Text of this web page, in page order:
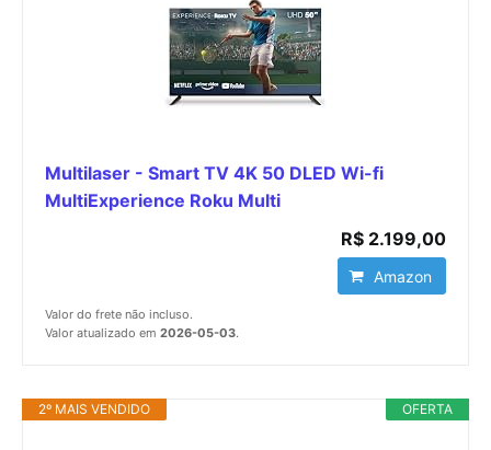
Multilaser - Smart TV 4K 50 DLED Wi-fi
MultiExperience Roku Multi
R$ 2.199,00
Amazon
Valor do frete não incluso.
Valor atualizado em 2026-05-03.
OFERTA
2º MAIS VENDIDO